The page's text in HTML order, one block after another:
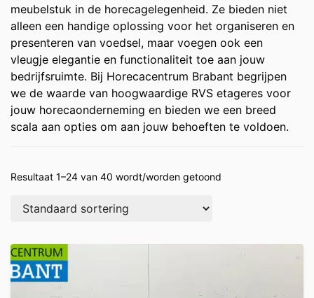
meubelstuk in de horecagelegenheid. Ze bieden niet
alleen een handige oplossing voor het organiseren en
presenteren van voedsel, maar voegen ook een
vleugje elegantie en functionaliteit toe aan jouw
bedrijfsruimte. Bij Horecacentrum Brabant begrijpen
we de waarde van hoogwaardige RVS etageres voor
jouw horecaonderneming en bieden we een breed
scala aan opties om aan jouw behoeften te voldoen.
Resultaat 1–24 van 40 wordt/worden getoond